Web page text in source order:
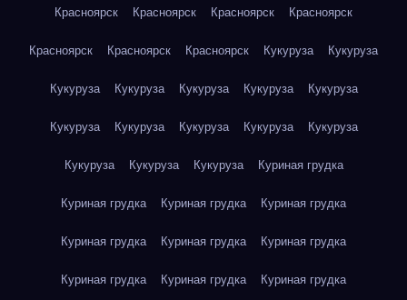
Красноярск Красноярск Красноярск Красноярск
Красноярск Красноярск Красноярск Кукуруза Кукуруза
Кукуруза Кукуруза Кукуруза Кукуруза Кукуруза
Кукуруза Кукуруза Кукуруза Кукуруза Кукуруза
Кукуруза Кукуруза Кукуруза Куриная грудка
Куриная грудка Куриная грудка Куриная грудка
Куриная грудка Куриная грудка Куриная грудка
Куриная грудка Куриная грудка Куриная грудка